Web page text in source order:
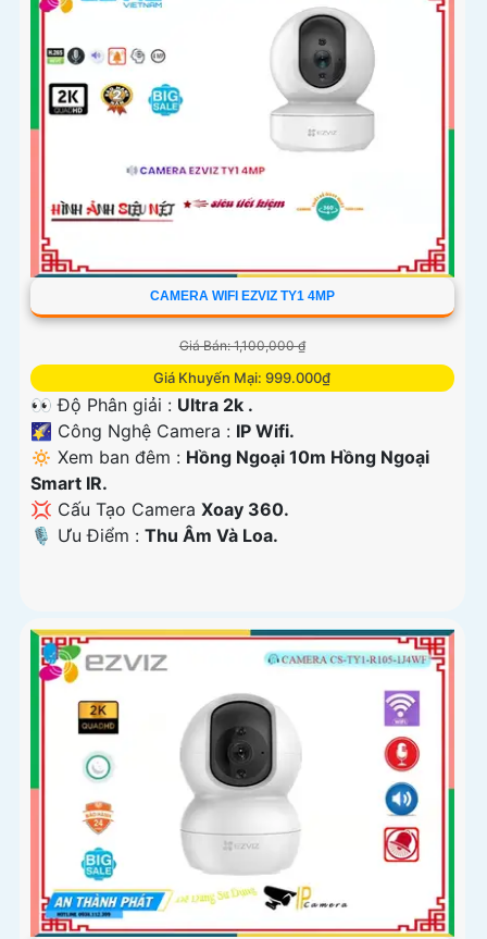
CAMERA WIFI EZVIZ TY1 4MP
Giá Bán: 1,100,000 ₫
Giá Khuyến Mại: 999.000₫
👀 Độ Phân giải : Ultra 2k .
🌠 Công Nghệ Camera : IP Wifi.
🔅 Xem ban đêm : Hồng Ngoại 10m Hồng Ngoại
Smart IR.
💢 Cấu Tạo Camera Xoay 360.
️🎙 Ưu Điểm : Thu Âm Và Loa.